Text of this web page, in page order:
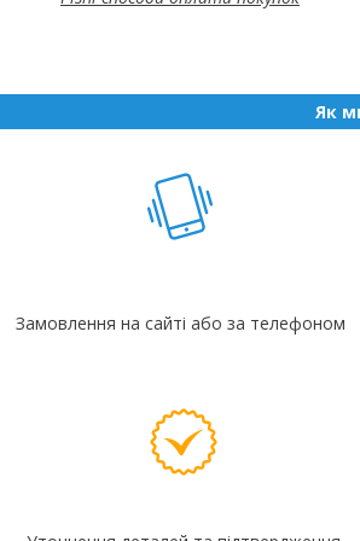
Як
Замовлення на сайті або за телефоном